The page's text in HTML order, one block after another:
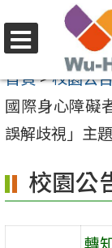
至
要
內
區
選
單
首頁>校園公
國際身心障礙
誤解歧視」主
校園公
轉